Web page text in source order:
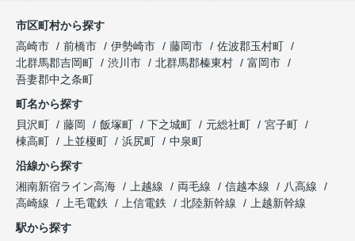
市区町村から探す
高崎市
前橋市 伊勢崎市 藤岡市
佐波郡玉村町
北群馬郡吉岡町
渋川市 北群馬郡榛東村
富岡市
吾妻郡中之条町
町名から探す
貝沢町
藤岡 飯塚町 下之城町 元総社町
宮子町
棟高町
上並榎町 浜尻町
中泉町
沿線から探す
湘南新宿ライン高海
上越線 両毛線 信越本線
八高線
高崎線
上毛電鉄 上信電鉄 北陸新幹線
上越新幹線
駅から探す